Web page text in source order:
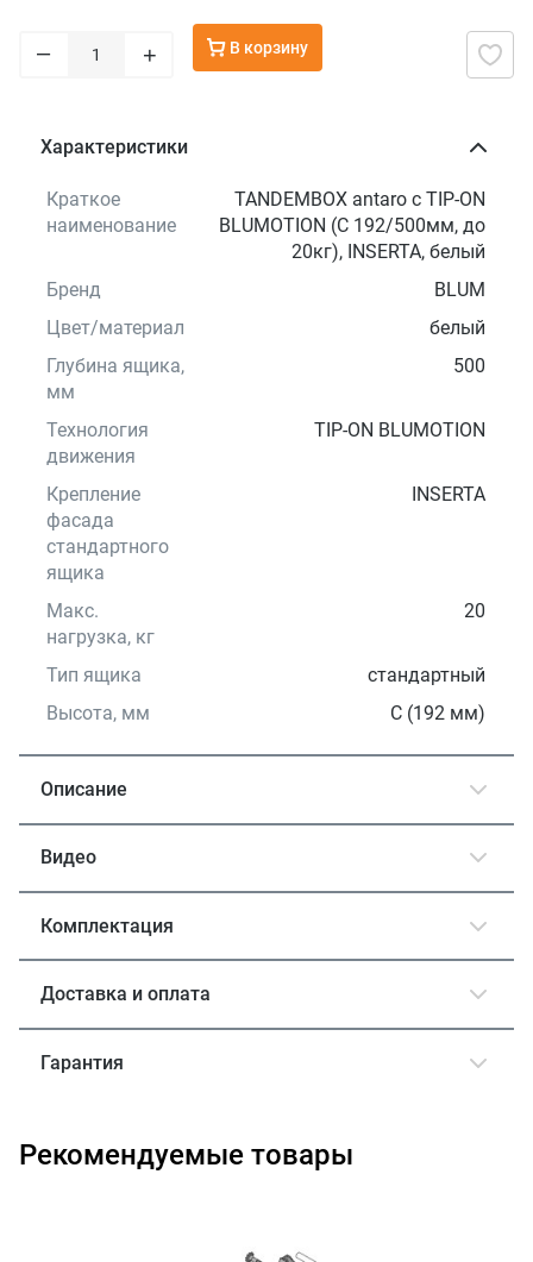
– + В корзину
Характеристики
Краткое
наименование
TANDEMBOX antaro с TIP-ON
BLUMOTION (С 192/500мм, до
20кг), INSERTA, белый
Бренд
BLUM
Цвет/материал
белый
Глубина ящика,
мм
500
Технология
движения
TIP-ON BLUMOTION
Крепление
фасада
стандартного
ящика
INSERTA
Макс.
нагрузка, кг
20
Тип ящика
стандартный
Высота, мм
С (192 мм)
Описание
Видео
Комплектация
Доставка и оплата
Гарантия
Рекомендуемые товары